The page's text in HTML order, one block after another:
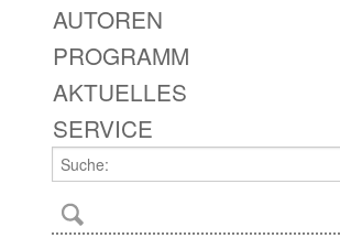
AUTOREN
PROGRAMM
AKTUELLES
SERVICE